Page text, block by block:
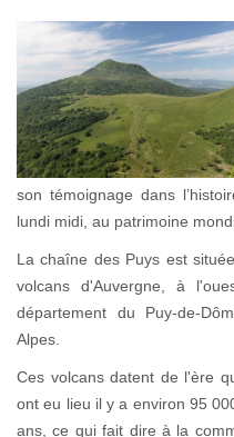
son témoignage dans
lundi midi, au patrimoine
La chaîne des Puys est
volcans d'Auvergne, à
département du Puy-de-
Alpes.
Ces volcans datent de l'ère
ont eu lieu il y a environ 95
ans, ce qui fait dire à la